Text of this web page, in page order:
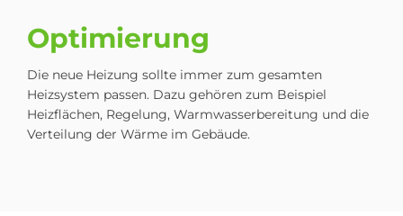
Op­ti­mie­rung
Die neue Heizung sollte immer zum gesamten
Heizsystem passen. Dazu gehören zum Beispiel
Heizflächen, Regelung, Warmwasserbereitung und die
Verteilung der Wärme im Gebäude.